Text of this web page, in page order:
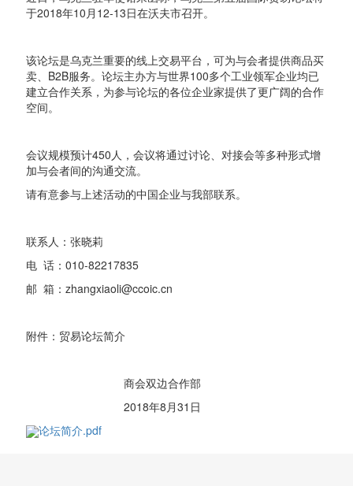
于2018年10月12-13日在沃夫市召开。
该论坛是乌克兰重要的线上交易平台，可为与会者提供商品买
卖、B2B服务。论坛主办方与世界100多个工业领军企业均已
建立合作关系，为参与论坛的各位企业家提供了更广阔的合作
空间。
会议规模预计450人，会议将通过讨论、对接会等多种形式增
加与会者间的沟通交流。
请有意参与上述活动的中国企业与我部联系。
联系人：张晓莉
电 话：010-82217835
邮 箱：zhangxiaoli@ccoic.cn
附件：贸易论坛简介
商会双边合作部
2018年8月31日
论坛简介.pdf